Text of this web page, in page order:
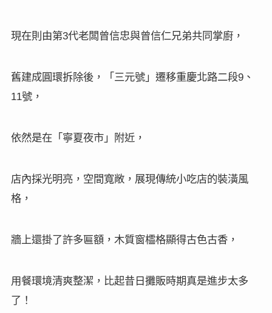
現在則由第3代老闆曾信忠與曾信仁兄弟共同掌廚，
舊建成圓環拆除後，「三元號」遷移重慶北路二段9、
11號，
依然是在「寧夏夜市」附近，
店內採光明亮，空間寬敞，展現傳統小吃店的裝潢風
格，
牆上還掛了許多匾額，木質窗櫺格顯得古色古香，
用餐環境清爽整潔，比起昔日攤販時期真是進步太多
了！